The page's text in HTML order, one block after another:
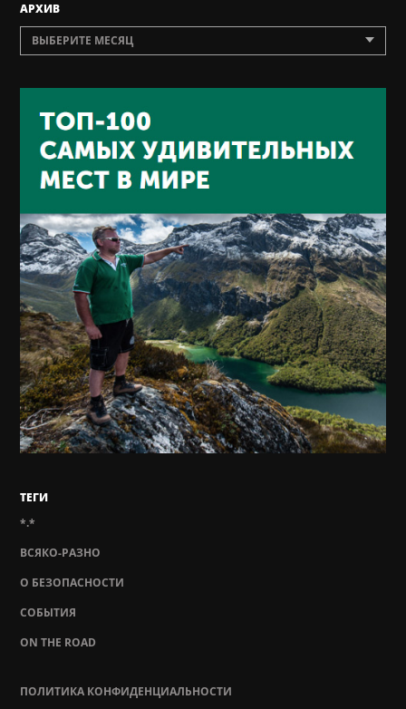
AРХИВ
ВЫБЕРИТЕ МЕСЯЦ
ТЕГИ
*.*
ВСЯКО-РАЗНО
О БЕЗОПАСНОСТИ
СОБЫТИЯ
ON THE ROAD
ПОЛИТИКА КОНФИДЕНЦИАЛЬНОСТИ